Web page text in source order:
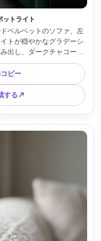
ットライト
ベルベットのソファ、左
トが穏やかなグラデーシ
出し、ダークチャコール
レンズでSony A7IVで撮
、洗練されたカラーグレ
イピングのディテール --
ピー
する↗